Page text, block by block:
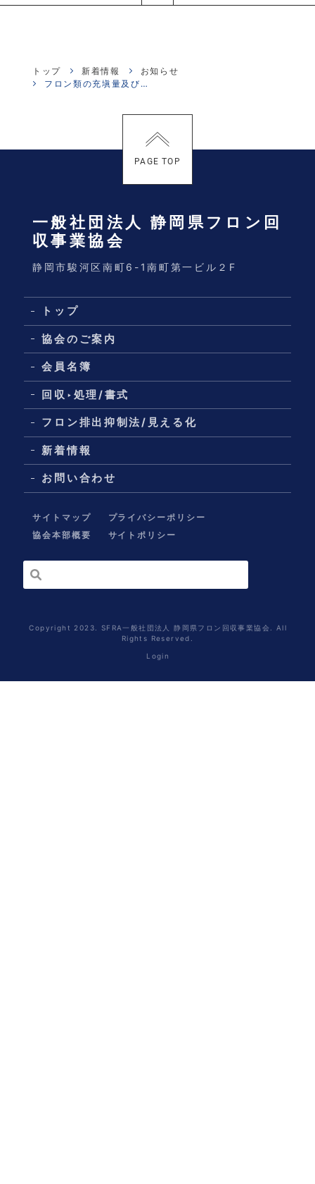
トップ 新着情報
お知らせ
フロン類の充塡量及び回収量等に関する報告について県・環境政策課から案内がさ...
PAGE TOP
一般社団法人 静岡県フロン回
収事業協会
静岡市駿河区南町6-1南町第一ビル２F
トップ
協会のご案内
会員名簿
回収‣処理/書式
フロン排出抑制法/見える化
新着情報
お問い合わせ
サイトマップ
プライバシーポリシー
協会本部概要
サイトポリシー
Copyright 2023. SFRA一般社団法人 静岡県フロン回収事業協会. All
Rights Reserved.
Login